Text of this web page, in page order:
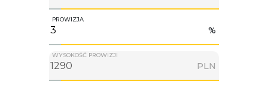
PROWIZJA
%
WYSOKOŚĆ PROWIZJI
PLN